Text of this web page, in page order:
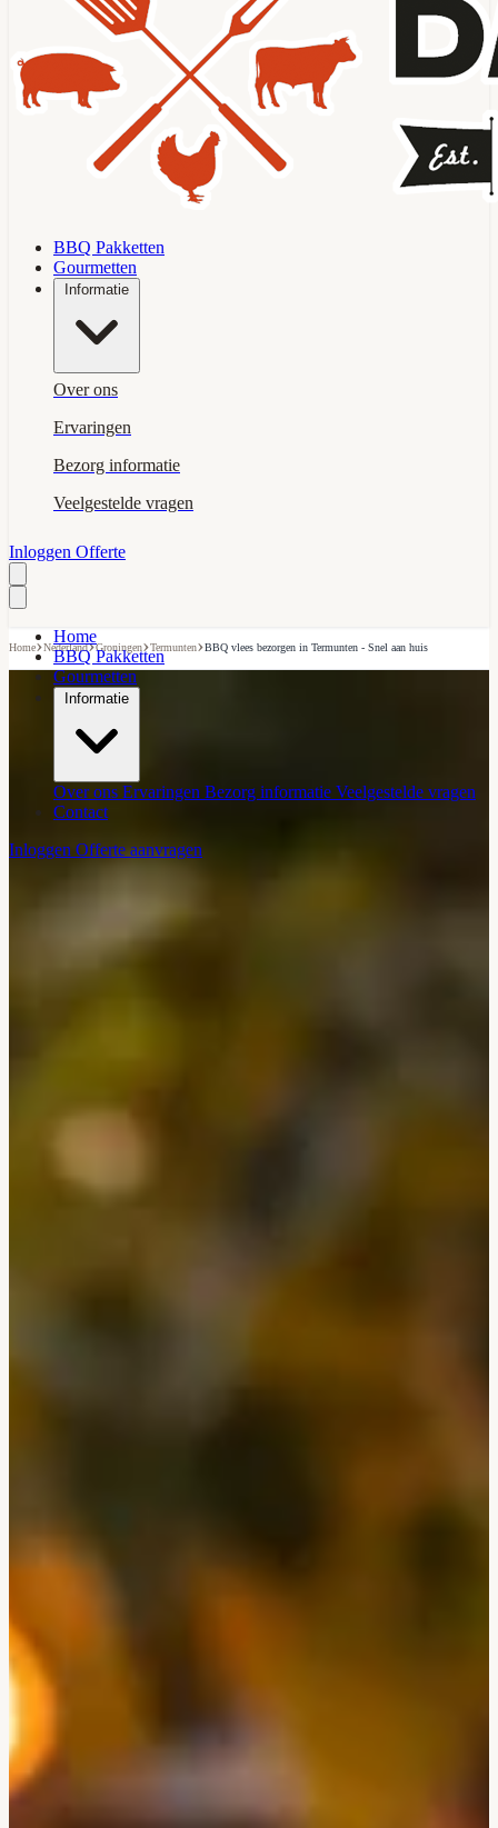
BBQ Pakketten
Gourmetten
Informatie
Over ons
Ervaringen
Bezorg informatie
Veelgestelde vragen
Inloggen Offerte
Home
BBQ Pakketten
Gourmetten
Informatie
Over ons Ervaringen Bezorg informatie Veelgestelde vragen
Contact
Inloggen Offerte aanvragen
Home›Nederland›Groningen›Termunten›BBQ vlees bezorgen in Termunten - Snel aan huis